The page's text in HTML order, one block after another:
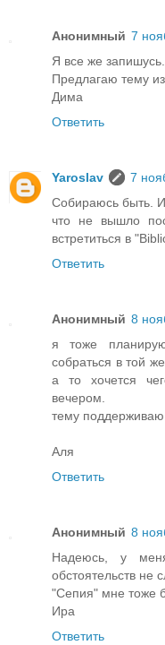
Анонимный 7
Я все же
Предлагаю тему
Дима
Ответить
Yaroslav
7
Собираюсь быть.
что не вышло
встретиться в
Ответить
Анонимный 8
я тоже
собраться в той
а то хочется
вечером.
тему поддерживаю.
Аля
Ответить
Анонимный 8
Надеюсь, у
обстоятельств не
"Сепия" мне тоже
Ира
Ответить